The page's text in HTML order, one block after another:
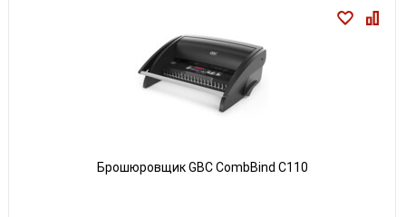
Брошюровщик GBC CombBind C110